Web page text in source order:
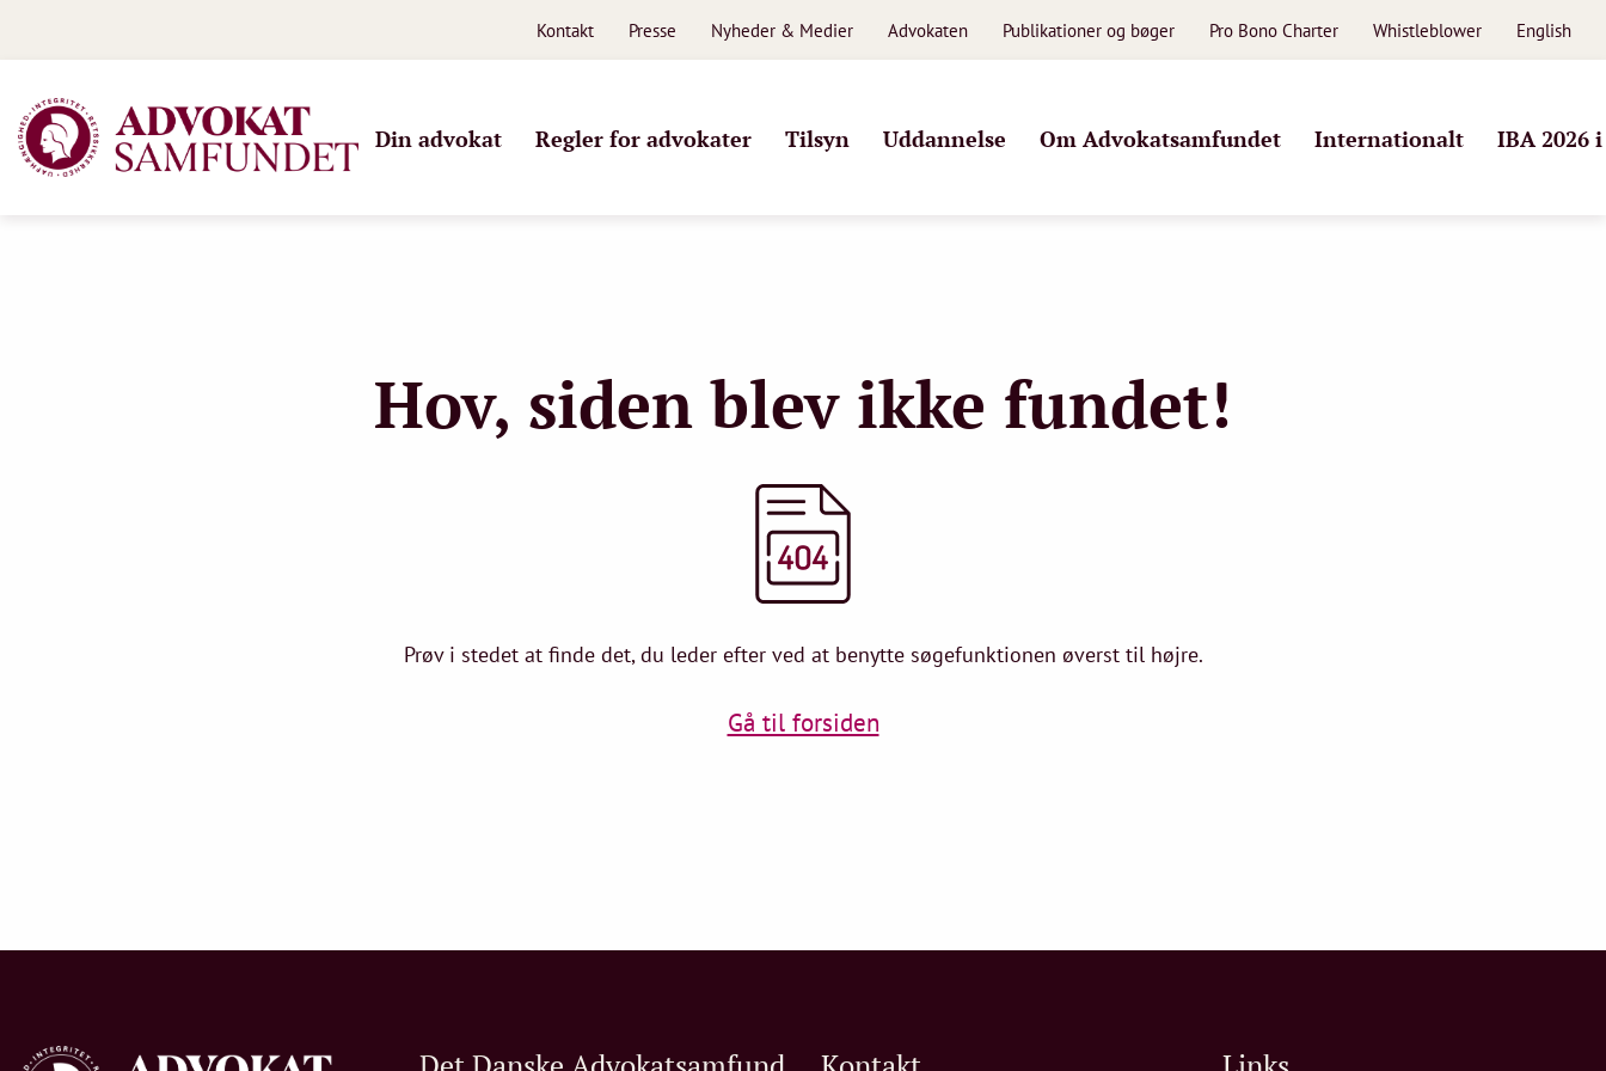
Kontakt Presse Nyheder & Medier Advokaten Publikationer og bøger Pro Bono Charter Whistleblower English
Din advokat Regler for advokater Tilsyn Uddannelse Om Advokatsamfundet Internationalt IBA 2026
Hov, siden blev ikke fundet!
Prøv i stedet at finde det, du leder efter ved at benytte søgefunktionen øverst til højre.
Gå til forsiden